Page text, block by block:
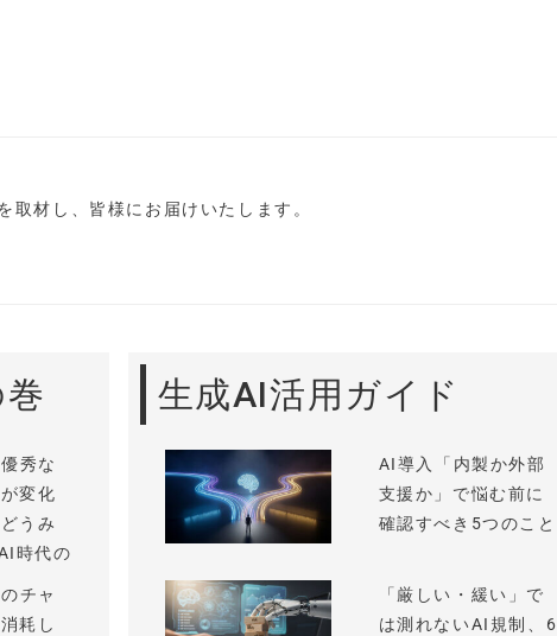
取材し、皆様にお届けいたします。
秀な
変化
うみ
時代の
チャ
耗し
生成AI活用ガイド
AI導入「内製か外部
支援か」で悩む前に
確認すべき5つのこと
「厳しい・緩い」で
は測れないAI規制、6